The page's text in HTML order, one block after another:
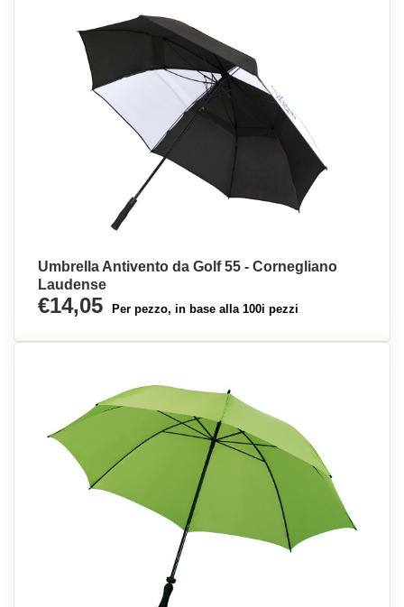
Umbrella Antivento da Golf 55 - Cornegliano
Laudense
€14,05 Per pezzo, in base alla 100i pezzi